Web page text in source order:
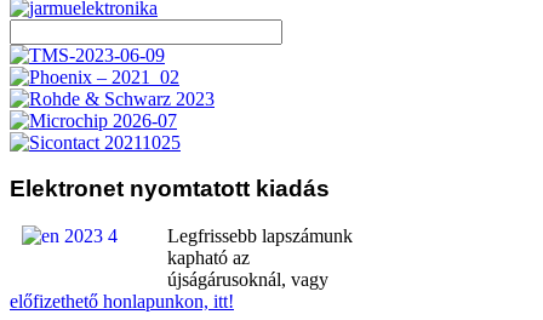
Elektronet nyomtatott kiadás
Legfrissebb lapszámunk
kapható az
újságárusoknál, vagy
előfizethető honlapunkon, itt!